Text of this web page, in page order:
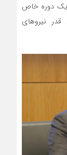
یک دوره خاص
نیروهای